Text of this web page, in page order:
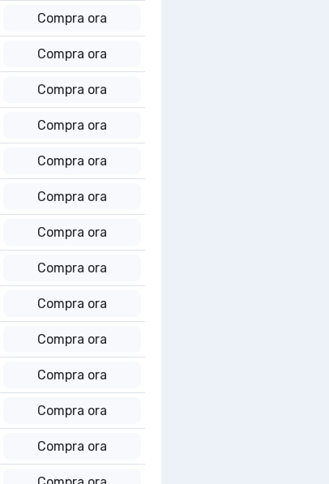
Compra ora
Compra ora
Compra ora
Compra ora
Compra ora
Compra ora
Compra ora
Compra ora
Compra ora
Compra ora
Compra ora
Compra ora
Compra ora